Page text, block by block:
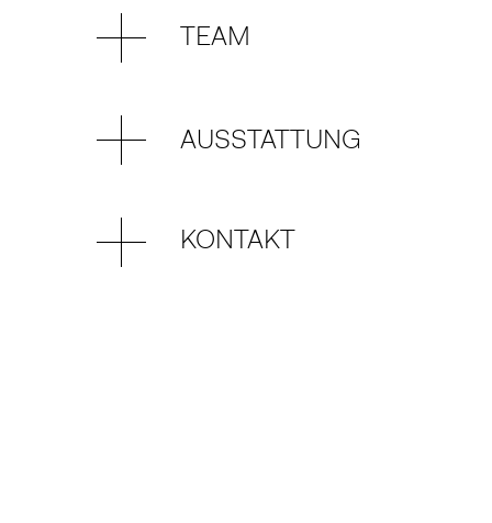
TEAM
AUSSTATTUNG
KONTAKT